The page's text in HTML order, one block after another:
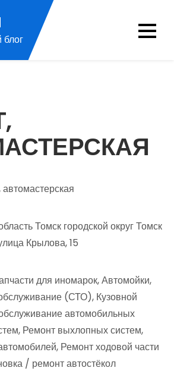
Томск городской округ Томск
Крылова, 15
для иномарок, Автомойки,
(СТО), Кузовной
автомобильных
Ремонт выхлопных систем,
Ремонт ходовой части
/ ремонт автостёкол